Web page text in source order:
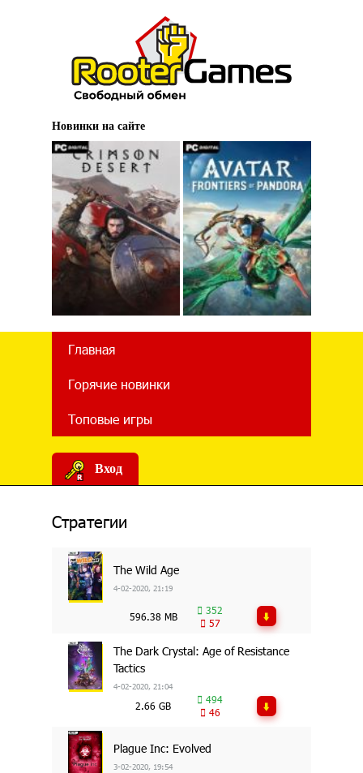
Новинки на сайте
Главная
Горячие новинки
Топовые игры
Вход
Стратегии
The Wild Age
4-02-2020, 21:19
596.38 MB
352
57
The Dark Crystal: Age of Resistance
Tactics
4-02-2020, 21:04
2.66 GB
494
46
Plague Inc: Evolved
3-02-2020, 19:54